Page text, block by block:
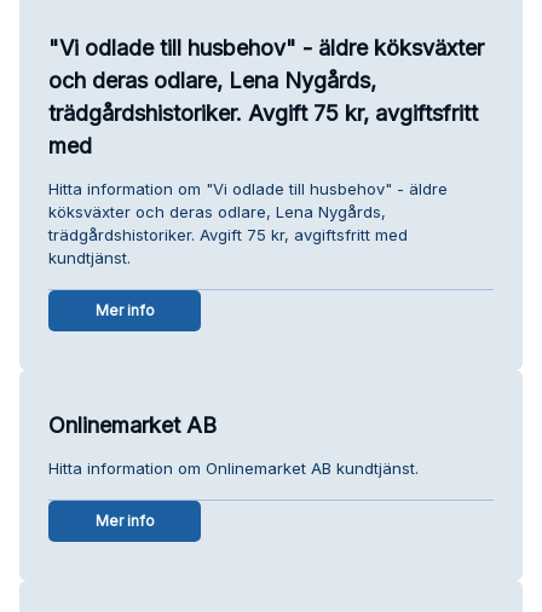
"Vi odlade till husbehov" - äldre köksväxter
och deras odlare, Lena Nygårds,
trädgårdshistoriker. Avgift 75 kr, avgiftsfritt
med
Hitta information om "Vi odlade till husbehov" - äldre
köksväxter och deras odlare, Lena Nygårds,
trädgårdshistoriker. Avgift 75 kr, avgiftsfritt med
kundtjänst.
Mer info
Onlinemarket AB
Hitta information om Onlinemarket AB kundtjänst.
Mer info